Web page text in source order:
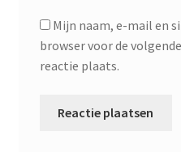
Mijn naam, e-mail en
browser voor de
reactie plaats.